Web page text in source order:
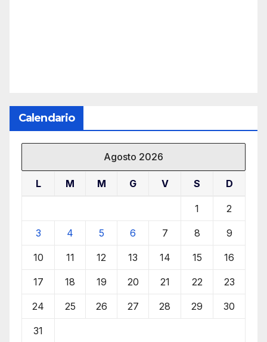
Calendario
Agosto 2026
L M M G V S D
1 2
3 4 5 6 7 8 9
10 11 12 13 14 15 16
17 18 19 20 21 22 23
24 25 26 27 28 29 30
31